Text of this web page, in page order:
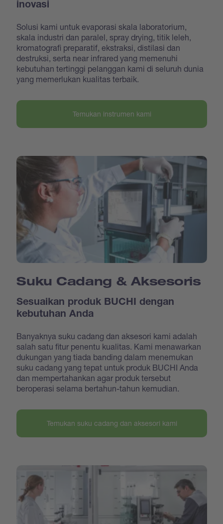
inovasi
Solusi kami untuk evaporasi skala laboratorium,
skala industri dan paralel, spray drying, titik leleh,
kromatografi preparatif, ekstraksi, distilasi dan
destruksi, serta near infrared yang memenuhi
kebutuhan tertinggi pelanggan kami di seluruh dunia
yang memerlukan kualitas terbaik.
Temukan instrumen kami
Suku Cadang & Aksesoris
Sesuaikan produk BUCHI dengan
kebutuhan Anda
Banyaknya suku cadang dan aksesori kami adalah
salah satu fitur penentu kualitas. Kami menawarkan
dukungan yang tiada banding dalam menemukan
suku cadang yang tepat untuk produk BUCHI Anda
dan mempertahankan agar produk tersebut
beroperasi selama bertahun-tahun kemudian.
Temukan suku cadang dan aksesori kami